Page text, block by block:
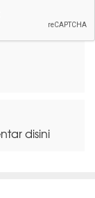
disini